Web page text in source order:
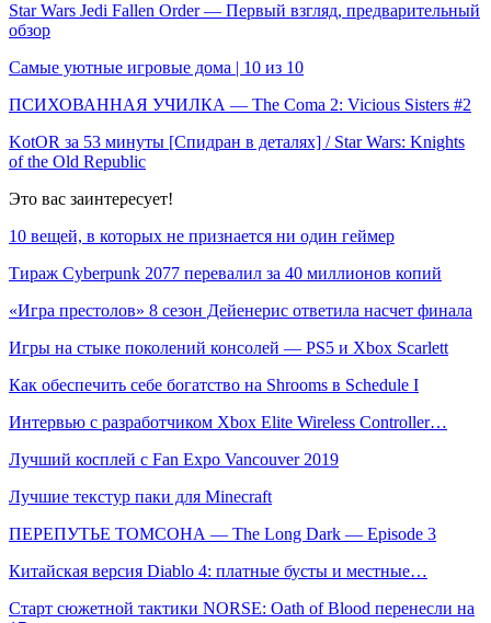
Star Wars Jedi Fallen Order — Первый взгляд, предварительный
обзор
Самые уютные игровые дома | 10 из 10
ПСИХОВАННАЯ УЧИЛКА — The Coma 2: Vicious Sisters #2
KotOR за 53 минуты [Спидран в деталях] / Star Wars: Knights
of the Old Republic
Это вас заинтересует!
10 вещей, в которых не признается ни один геймер
Тираж Cyberpunk 2077 перевалил за 40 миллионов копий
«Игра престолов» 8 сезон Дейенерис ответила насчет финала
Игры на стыке поколений консолей — PS5 и Xbox Scarlett
Как обеспечить себе богатство на Shrooms в Schedule I
Интервью с разработчиком Xbox Elite Wireless Controller…
Лучший косплей c Fan Expo Vancouver 2019
Лучшие текстур паки для Minecraft
ПЕРЕПУТЬЕ ТОМСОНА — The Long Dark — Episode 3
Китайская версия Diablo 4: платные бусты и местные…
Старт сюжетной тактики NORSE: Oath of Blood перенесли на